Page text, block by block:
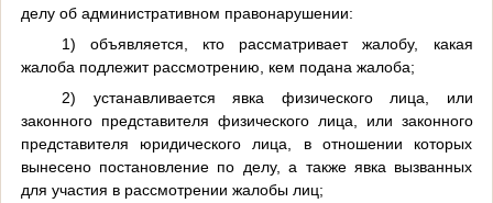
делу об административном правонарушении:
1) объявляется, кто рассматривает жалобу, какая
жалоба подлежит рассмотрению, кем подана жалоба;
2) устанавливается явка физического лица, или
законного представителя физического лица, или законного
представителя юридического лица, в отношении которых
вынесено постановление по делу, а также явка вызванных
для участия в рассмотрении жалобы лиц;